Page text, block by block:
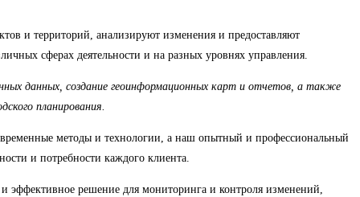
и территорий, анализируют изменения и предоставляют
сферах деятельности и на разных уровнях управления.
данных, создание геоинформационных карт и отчетов, а также
планирования.
методы и технологии, а наш опытный и профессиональный
и потребности каждого клиента.
эффективное решение для мониторинга и контроля изменений,